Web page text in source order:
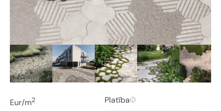
Eur/m2 Platība